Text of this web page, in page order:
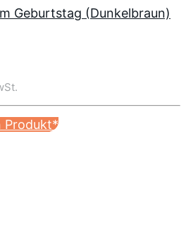
Geburtstag (Dunkelbraun)
Produkt*